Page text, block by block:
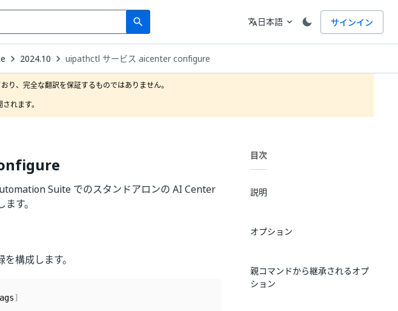
search
Search 言語
translate日本語 expand_more サインイン
2024.10 uipathctl サービス aicenter configure
り、完全な翻訳を保証するものではありません。
れます。
Suite でのスタンドアロンの AI Center
す。
構成します。
]
目次
説明
オプション
親コマンドから継承されるオプ
ション